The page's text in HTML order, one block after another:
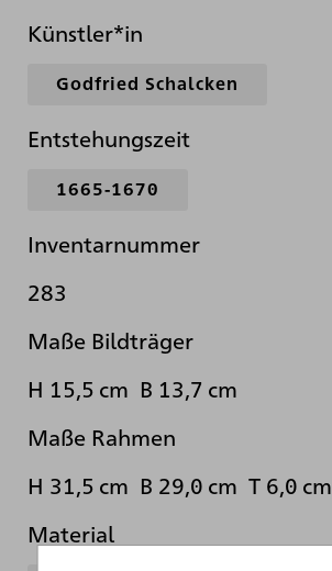
Künstler*in
Godfried Schalcken
Entstehungszeit
1665-1670
Inventarnummer
283
Maße Bildträger
H 15,5 cm B 13,7 cm
Maße Rahmen
H 31,5 cm B 29,0 cm T 6,0 cm
Material